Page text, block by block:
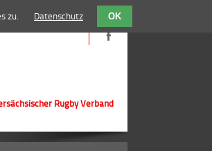
Rugby Verband
zu. Datenschutz OK